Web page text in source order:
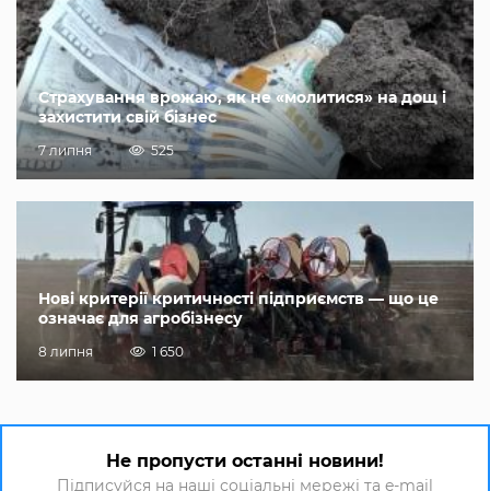
Страхування врожаю, як не «молитися» на дощ і
захистити свій бізнес
7 липня 525
Нові критерії критичності підприємств — що це
означає для агробізнесу
8 липня 1 650
Не пропусти останні новини!
Підписуйся на наші соціальні мережі та e-mail